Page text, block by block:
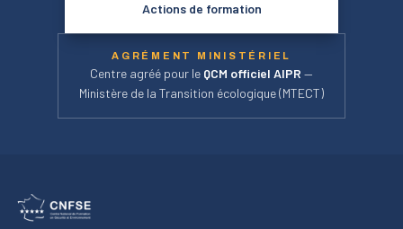
Actions de formation
AGRÉMENT MINISTÉRIEL
Centre agréé pour le QCM officiel AIPR —
Ministère de la Transition écologique (MTECT)